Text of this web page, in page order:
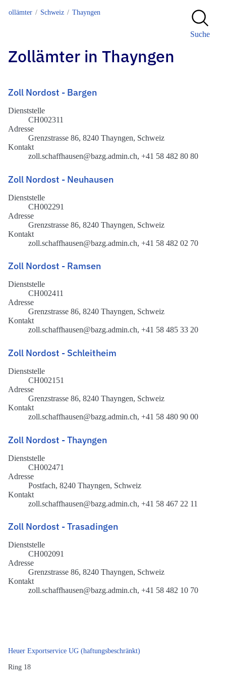
Zollämter Schweiz Thayngen
Suche
Zollämter in Thayngen
Zoll Nordost - Bargen
Dienststelle
CH002311
Adresse
Grenzstrasse 86, 8240 Thayngen, Schweiz
Kontakt
zoll.schaffhausen@bazg.admin.ch, +41 58 482 80 80
Zoll Nordost - Neuhausen
Dienststelle
CH002291
Adresse
Grenzstrasse 86, 8240 Thayngen, Schweiz
Kontakt
zoll.schaffhausen@bazg.admin.ch, +41 58 482 02 70
Zoll Nordost - Ramsen
Dienststelle
CH002411
Adresse
Grenzstrasse 86, 8240 Thayngen, Schweiz
Kontakt
zoll.schaffhausen@bazg.admin.ch, +41 58 485 33 20
Zoll Nordost - Schleitheim
Dienststelle
CH002151
Adresse
Grenzstrasse 86, 8240 Thayngen, Schweiz
Kontakt
zoll.schaffhausen@bazg.admin.ch, +41 58 480 90 00
Zoll Nordost - Thayngen
Dienststelle
CH002471
Adresse
Postfach, 8240 Thayngen, Schweiz
Kontakt
zoll.schaffhausen@bazg.admin.ch, +41 58 467 22 11
Zoll Nordost - Trasadingen
Dienststelle
CH002091
Adresse
Grenzstrasse 86, 8240 Thayngen, Schweiz
Kontakt
zoll.schaffhausen@bazg.admin.ch, +41 58 482 10 70
Heuer Exportservice UG (haftungsbeschränkt)
Ring 18